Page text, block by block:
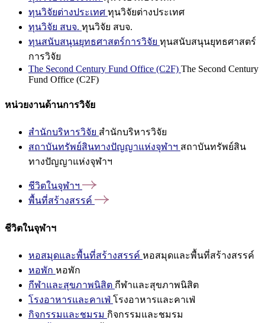
ทุนวิจัยต่างประเทศ ทุนวิจัยต่างประเทศ
ทุนวิจัย สบจ. ทุนวิจัย สบจ.
ทุนสนับสนุนยุทธศาสตร์การวิจัย ทุนสนับสนุนยุทธศาสตร์
การวิจัย
The Second Century Fund Office (C2F) The Second Century
Fund Office (C2F)
หน่วยงานด้านการวิจัย
สำนักบริหารวิจัย สำนักบริหารวิจัย
สถาบันทรัพย์สินทางปัญญาแห่งจุฬาฯ สถาบันทรัพย์สิน
ทางปัญญาแห่งจุฬาฯ
ชีวิตในจุฬาฯ
พื้นที่สร้างสรรค์
ชีวิตในจุฬาฯ
หอสมุดและพื้นที่สร้างสรรค์ หอสมุดและพื้นที่สร้างสรรค์
หอพัก หอพัก
กีฬาและสุขภาพนิสิต กีฬาและสุขภาพนิสิต
โรงอาหารและคาเฟ่ โรงอาหารและคาเฟ่
กิจกรรมและชมรม กิจกรรมและชมรม